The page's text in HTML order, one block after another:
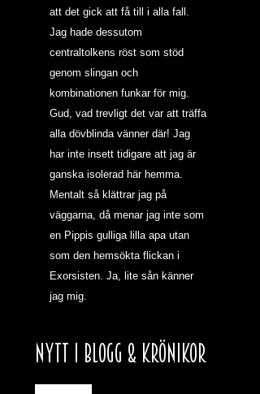
att det gick att få till i alla fall.
Jag hade dessutom
centraltolkens röst som stöd
genom slingan och
kombinationen funkar för mig.
Gud, vad trevligt det var att träffa
alla dövblinda vänner där! Jag
har inte insett tidigare att jag är
ganska isolerad här hemma.
Mentalt så klättrar jag på
väggarna, då menar jag inte som
en Pippis gulliga lilla apa utan
som den hemsökta flickan i
Exorsisten. Ja, lite sån känner
jag mig.
NYTT I BLOGG & KRÖNIKOR